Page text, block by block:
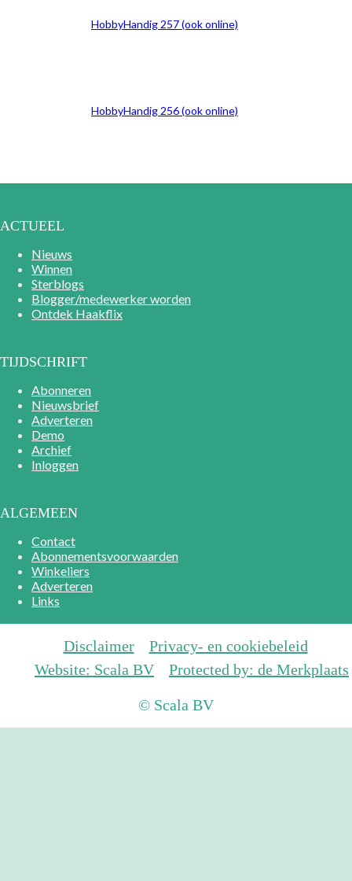
HobbyHandig 257 (ook online)
HobbyHandig 256 (ook online)
ACTUEEL
Nieuws
Winnen
Sterblogs
Blogger/medewerker worden
Ontdek Haakflix
TIJDSCHRIFT
Abonneren
Nieuwsbrief
Adverteren
Demo
Archief
Inloggen
ALGEMEEN
Contact
Abonnementsvoorwaarden
Winkeliers
Adverteren
Links
Disclaimer
Privacy- en cookiebeleid
Website: Scala BV
Protected by: de Merkplaats
© Scala BV